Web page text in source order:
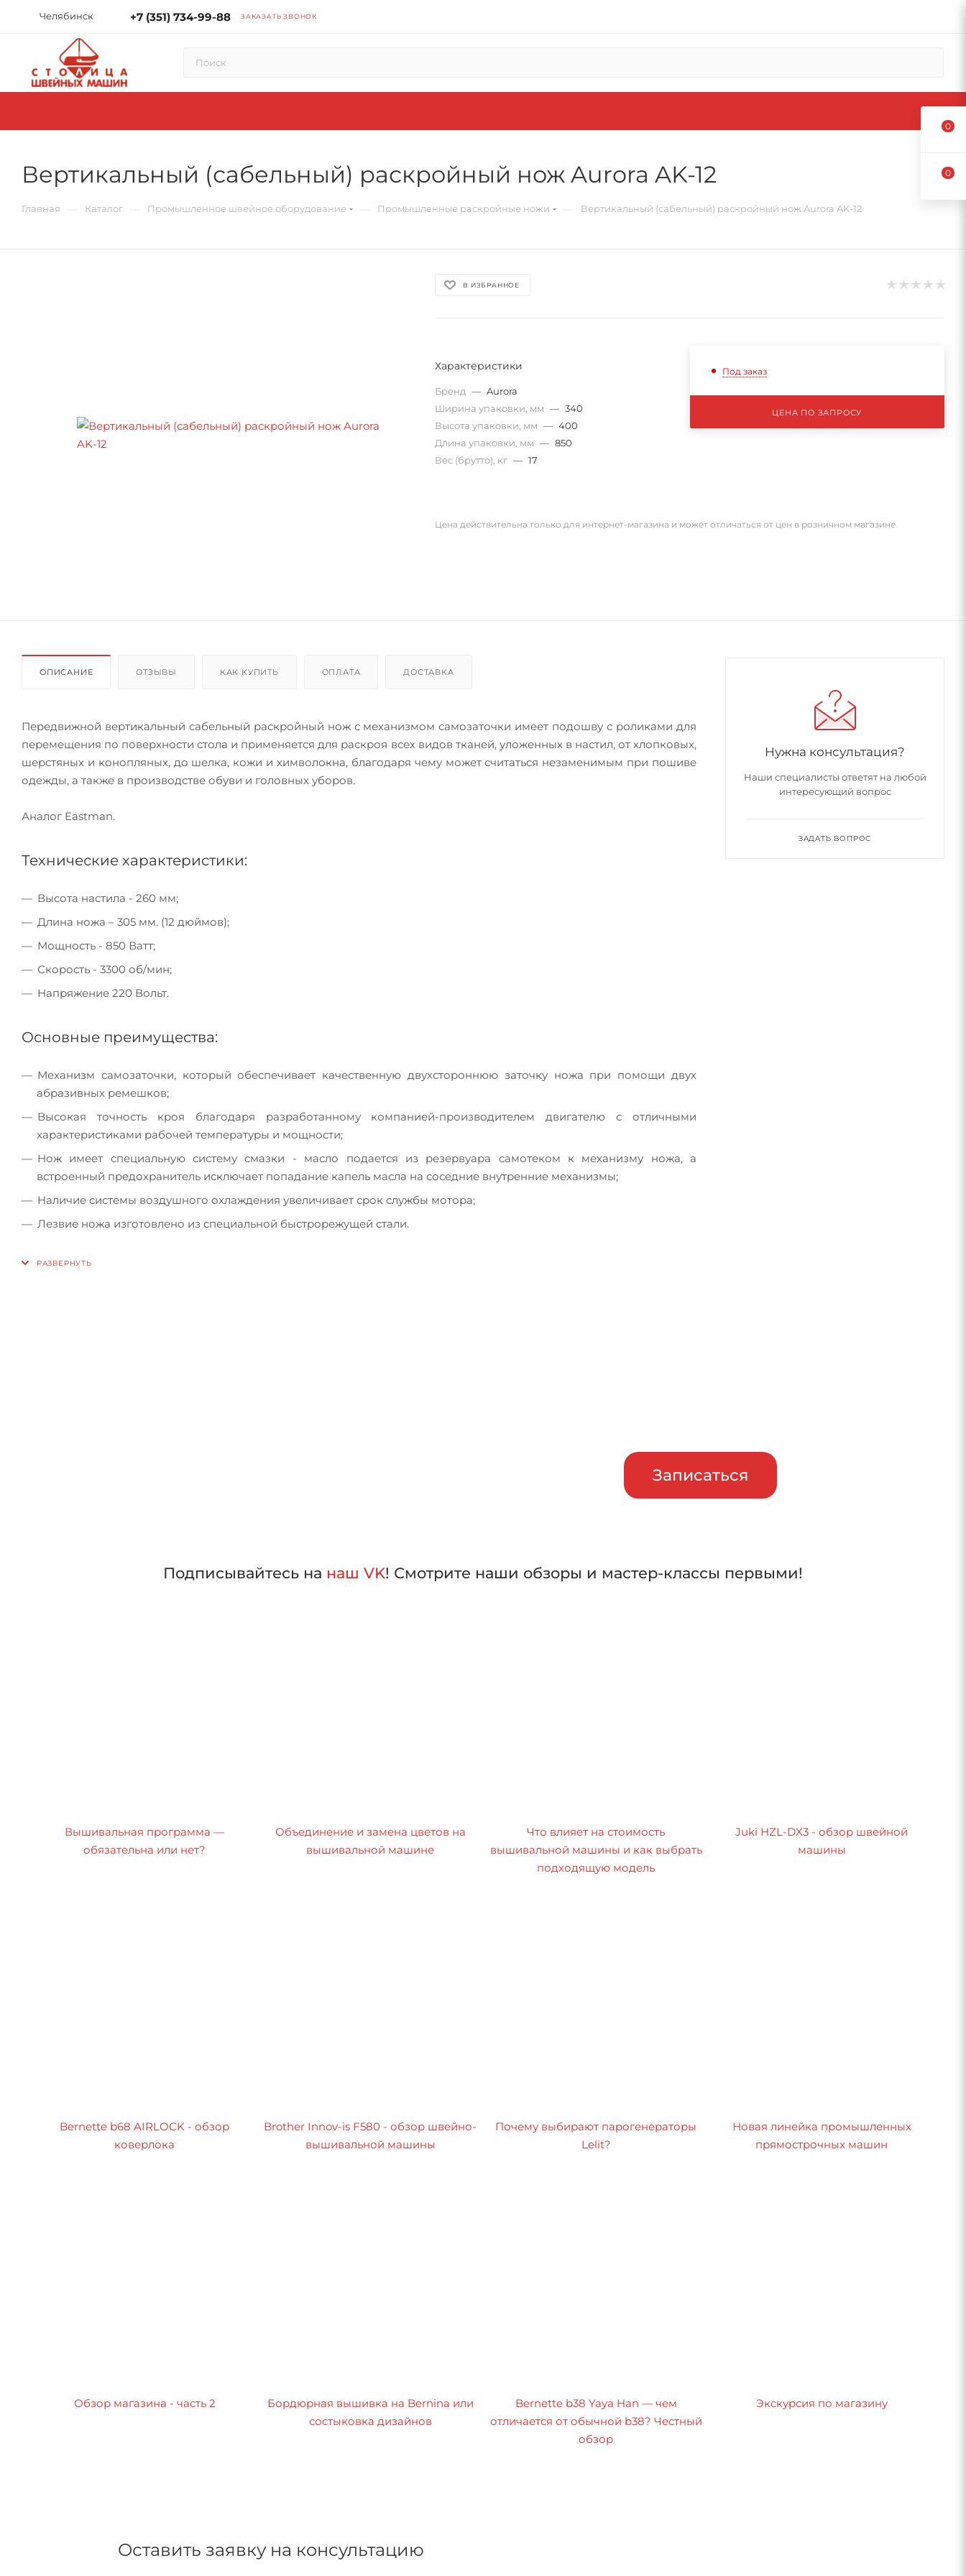
Челябинск +7 (351) 734-99-88 ЗАКАЗАТЬ ЗВОНОК
Вертикальный (сабельный) раскройный нож Aurora AK-12
Главная Каталог Промышленное швейное оборудование Промышленные раскройные ножи Вертикальный (сабельный) раскройный нож Aurora AK-12
В ИЗБРАННОЕ
Характеристики
Бренд — Aurora
Ширина упаковки, мм — 340
Высота упаковки, мм — 400
Длина упаковки, мм — 850
Вес (брутто), кг — 17
Под заказ
ЦЕНА ПО ЗАПРОСУ
Цена действительна только для интернет-магазина и может отличаться от цен в розничном магазине
ОПИСАНИЕ ОТЗЫВЫ КАК КУПИТЬ ОПЛАТА ДОСТАВКА
Передвижной вертикальный сабельный раскройный нож с механизмом самозаточки имеет подошву с роликами для
перемещения по поверхности стола и применяется для раскроя всех видов тканей, уложенных в настил, от хлопковых,
шерстяных и конопляных, до шелка, кожи и химволокна, благодаря чему может считаться незаменимым при пошиве
одежды, а также в производстве обуви и головных уборов.
Аналог Eastman.
Технические характеристики:
Высота настила - 260 мм;
Длина ножа – 305 мм. (12 дюймов);
Мощность - 850 Ватт;
Скорость - 3300 об/мин;
Напряжение 220 Вольт.
Основные преимущества:
Механизм самозаточки, который обеспечивает качественную двухстороннюю заточку ножа при помощи двух
абразивных ремешков;
Высокая точность кроя благодаря разработанному компанией-производителем двигателю с отличными
характеристиками рабочей температуры и мощности;
Нож имеет специальную систему смазки - масло подается из резервуара самотеком к механизму ножа, а
встроенный предохранитель исключает попадание капель масла на соседние внутренние механизмы;
Наличие системы воздушного охлаждения увеличивает срок службы мотора;
Лезвие ножа изготовлено из специальной быстрорежущей стали.
Нужна консультация?
Наши специалисты ответят на любой
интересующий вопрос
ЗАДАТЬ ВОПРОС
Записаться
Подписывайтесь на наш VK! Смотрите наши обзоры и мастер-классы первыми!
Вышивальная программа —
обязательна или нет?
Объединение и замена цветов на
вышивальной машине
Что влияет на стоимость
вышивальной машины и как выбрать
подходящую модель
Juki HZL-DX3 - обзор швейной
машины
Bernette b68 AIRLOCK - обзор
коверлока
Brother Innov-is F580 - обзор швейно-
вышивальной машины
Почему выбирают парогенераторы
Lelit?
Новая линейка промышленных
прямострочных машин
Обзор магазина - часть 2
Бордюрная вышивка на Bernina или
состыковка дизайнов
Bernette b38 Yaya Han — чем
отличается от обычной b38? Честный
обзор
Экскурсия по магазину
Оставить заявку на консультацию
0
0